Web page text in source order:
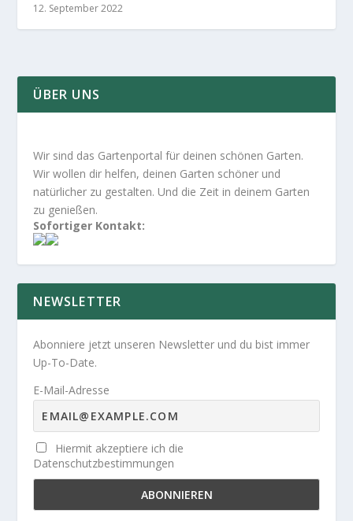
12. September 2022
ÜBER UNS
Wir sind das Gartenportal für deinen schönen Garten.
Wir wollen dir helfen, deinen Garten schöner und
natürlicher zu gestalten. Und die Zeit in deinem Garten
zu genießen.
Sofortiger Kontakt:
NEWSLETTER
Abonniere jetzt unseren Newsletter und du bist immer
Up-To-Date.
E-Mail-Adresse
Hiermit akzeptiere ich die
Datenschutzbestimmungen